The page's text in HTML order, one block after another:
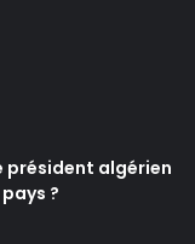
président algérien
?